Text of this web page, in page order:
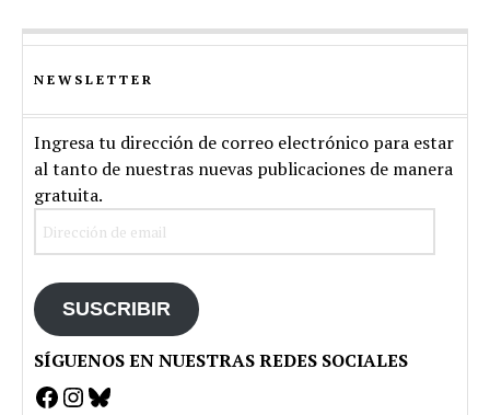
NEWSLETTER
Ingresa tu dirección de correo electrónico para estar
al tanto de nuestras nuevas publicaciones de manera
gratuita.
SUSCRIBIR
SÍGUENOS EN NUESTRAS REDES SOCIALES
Facebook
Instagram
Bluesky